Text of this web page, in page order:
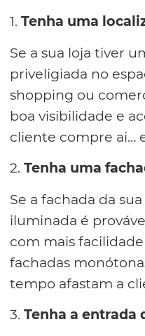
1. Tenha uma
Se a sua loja tiver
priveligiada no
shopping ou
boa visibilidade e
cliente compre ai…
2. Tenha uma
Se a fachada da
iluminada é
com mais
fachadas
tempo afastam a
3. Tenha a entrada